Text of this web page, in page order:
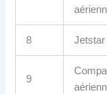
8 Jetstar
9